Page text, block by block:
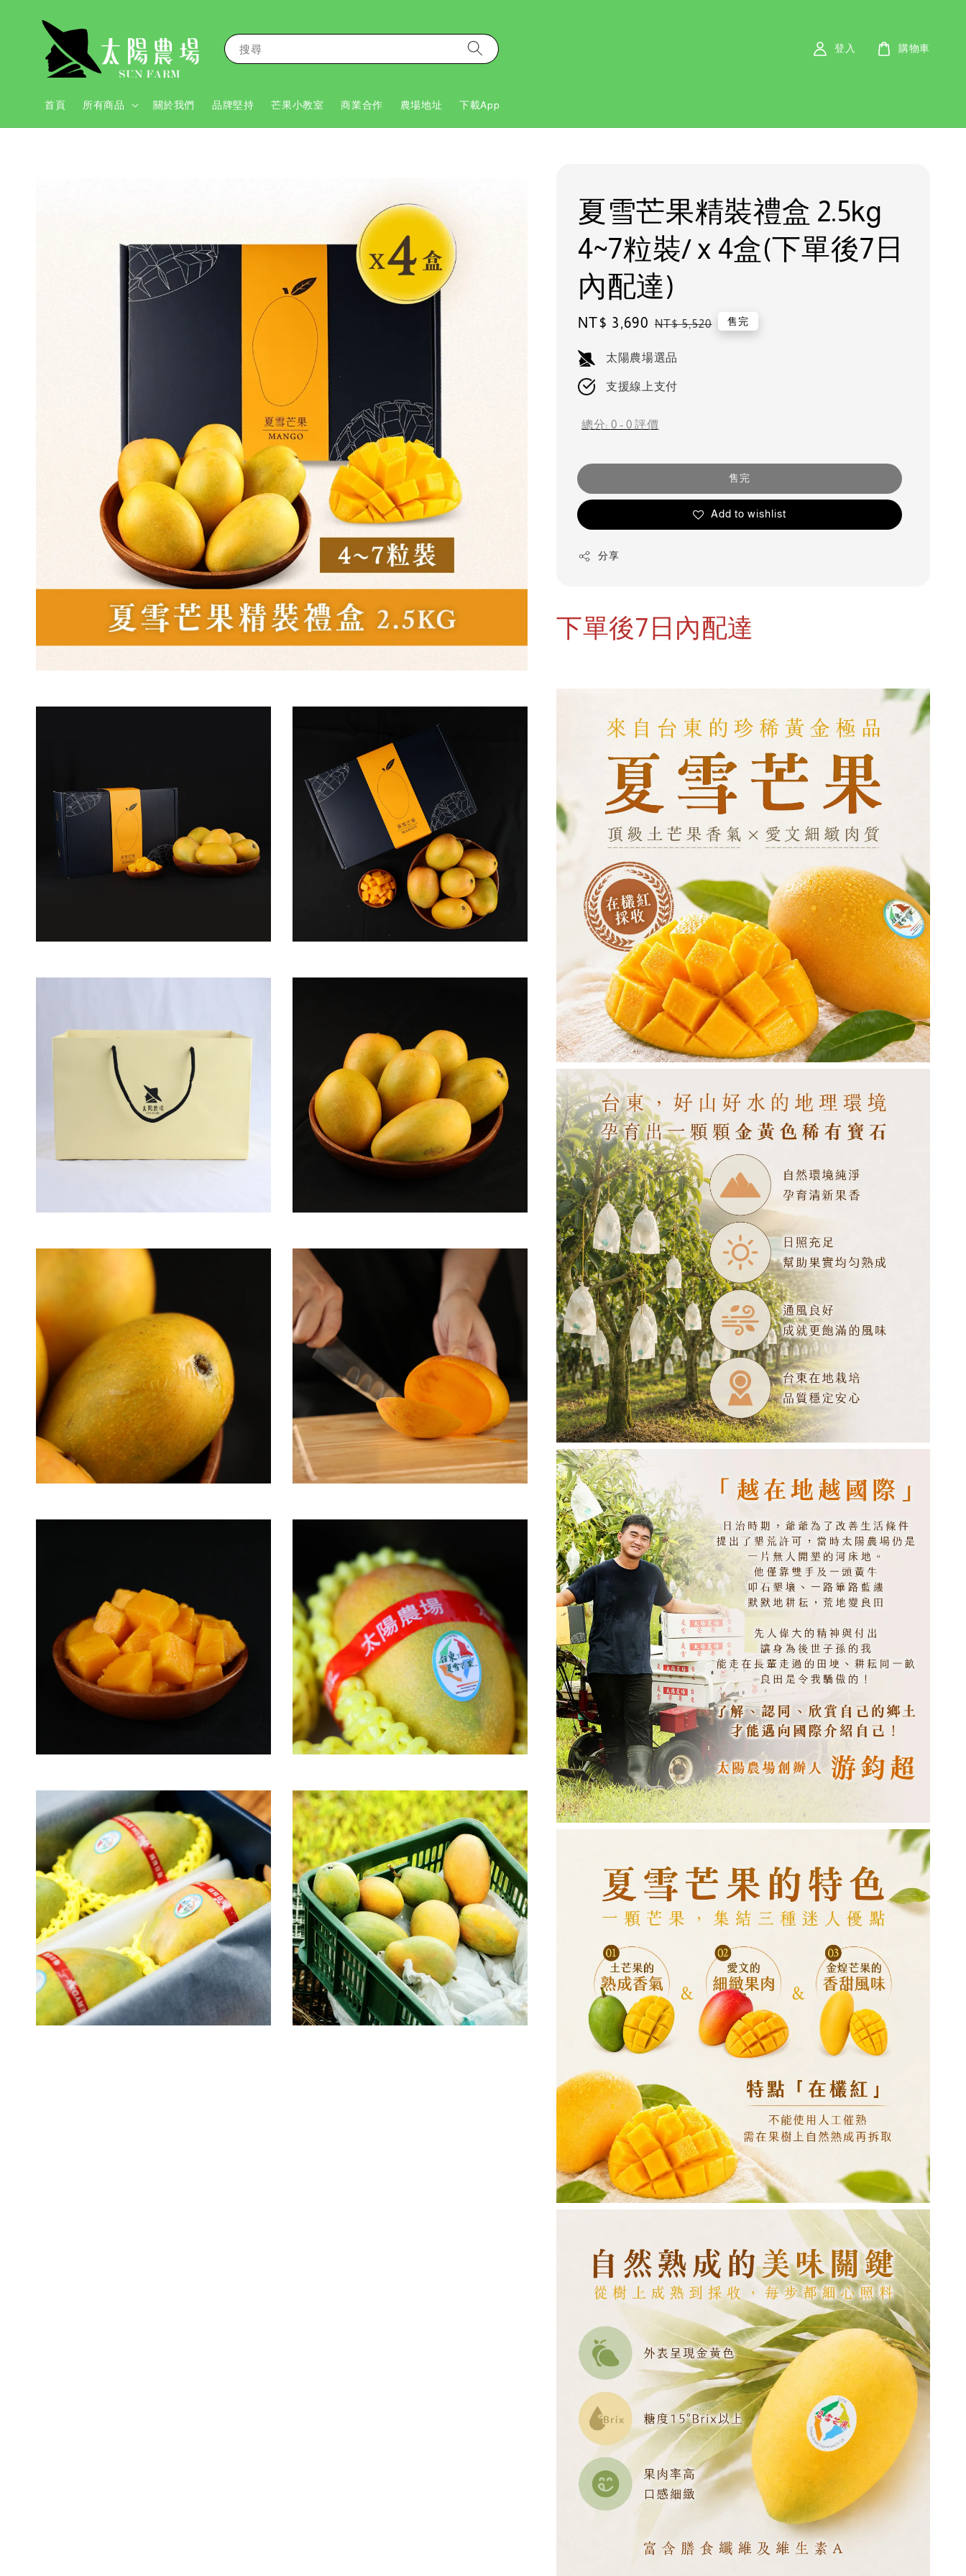
搜尋
首頁 所有商品 關於我們 品牌堅持 芒果小教室 商業合作 農場地址 下載App
登入 購物車
夏雪芒果精裝禮盒 2.5kg
4~7粒裝/ x 4盒(下單後7日
內配達)
Sale
NT$ 3,690 Regular
NT$ 5,520 售完
太陽農場選品
支援線上支付
總分: 0 -0 評價
售完
Add to wishlist
分享
下單後7日內配達